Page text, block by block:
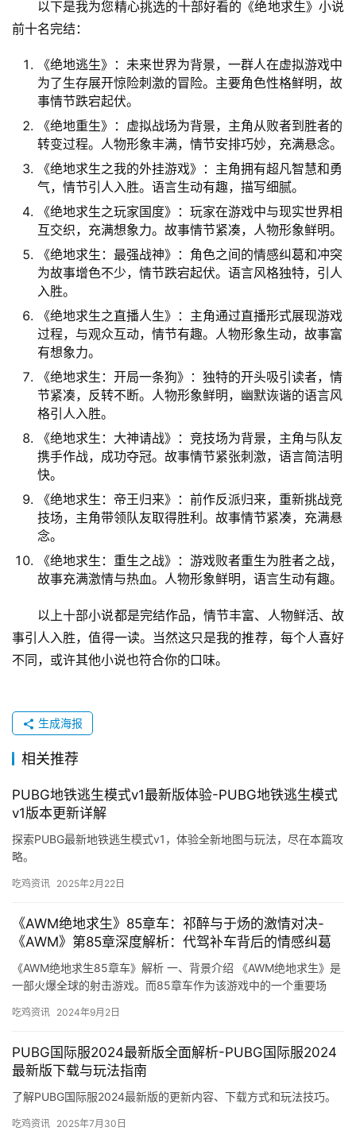
以下是我为您精心挑选的十部好看的《绝地求生》小说
前十名完结：
《绝地逃生》：未来世界为背景，一群人在虚拟游戏中
为了生存展开惊险刺激的冒险。主要角色性格鲜明，故
事情节跌宕起伏。
《绝地重生》：虚拟战场为背景，主角从败者到胜者的
转变过程。人物形象丰满，情节安排巧妙，充满悬念。
《绝地求生之我的外挂游戏》：主角拥有超凡智慧和勇
气，情节引人入胜。语言生动有趣，描写细腻。
《绝地求生之玩家国度》：玩家在游戏中与现实世界相
互交织，充满想象力。故事情节紧凑，人物形象鲜明。
《绝地求生：最强战神》：角色之间的情感纠葛和冲突
为故事增色不少，情节跌宕起伏。语言风格独特，引人
入胜。
《绝地求生之直播人生》：主角通过直播形式展现游戏
过程，与观众互动，情节有趣。人物形象生动，故事富
有想象力。
《绝地求生：开局一条狗》：独特的开头吸引读者，情
节紧凑，反转不断。人物形象鲜明，幽默诙谐的语言风
格引人入胜。
《绝地求生：大神请战》：竞技场为背景，主角与队友
携手作战，成功夺冠。故事情节紧张刺激，语言简洁明
快。
《绝地求生：帝王归来》：前作反派归来，重新挑战竞
技场，主角带领队友取得胜利。故事情节紧凑，充满悬
念。
《绝地求生：重生之战》：游戏败者重生为胜者之战，
故事充满激情与热血。人物形象鲜明，语言生动有趣。
以上十部小说都是完结作品，情节丰富、人物鲜活、故
事引人入胜，值得一读。当然这只是我的推荐，每个人喜好
不同，或许其他小说也符合你的口味。
生成海报
相关推荐
PUBG地铁逃生模式v1最新版体验-PUBG地铁逃生模式
v1版本更新详解
探索PUBG最新地铁逃生模式v1，体验全新地图与玩法，尽在本篇攻
略。
吃鸡资讯 2025年2月22日
《AWM绝地求生》85章车：祁醉与于炀的激情对决-
《AWM》第85章深度解析：代驾补车背后的情感纠葛
《AWM绝地求生85章车》解析 一、背景介绍 《AWM绝地求生》是
一部火爆全球的射击游戏。而85章车作为该游戏中的一个重要场
吃鸡资讯 2024年9月2日
PUBG国际服2024最新版全面解析-PUBG国际服2024
最新版下载与玩法指南
了解PUBG国际服2024最新版的更新内容、下载方式和玩法技巧。
吃鸡资讯 2025年7月30日